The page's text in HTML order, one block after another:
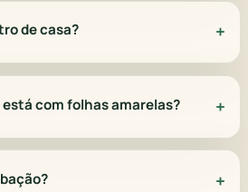
de casa?
com folhas amarelas?